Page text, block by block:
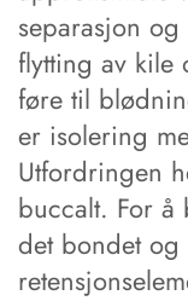
separasjon
flytting av kile
føre til
er isolering
Utfordringen
buccalt. For å
det bondet